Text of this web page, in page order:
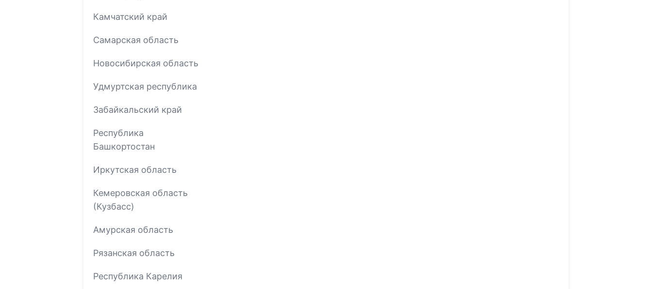
Камчатский край
Самарская область
Новосибирская область
Удмуртская республика
Забайкальский край
Республика
Башкортостан
Иркутская область
Кемеровская область
(Кузбасс)
Амурская область
Рязанская область
Республика Карелия